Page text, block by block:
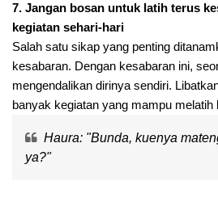
7. Jangan bosan untuk latih terus
kegiatan sehari-hari
Salah satu sikap yang penting
kesabaran. Dengan kesabaran ini,
mengendalikan dirinya sendiri.
banyak kegiatan yang mampu melatih
Haura: "Bunda, kuenya
ya?"